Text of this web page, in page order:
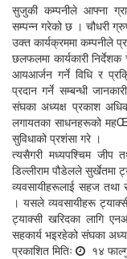
सुजुकी कम्पनीले आफ्ना
सम्पन्न गरेको छ । चौधरी
उक्त कार्यक्रममा कम्पनीले
छलफलमा कार्यकारी निर्देशक
आयआर्जन गर्ने विधि र
प्रदान गर्ने सम्बन्धी
संघका अध्यक्ष प्रकाश
लगायतका साधनहरूको
सुविधाको प्रशंसा गरे ।
त्यसैगरी मध्यपश्चिम जीप
डिल्लीराम पौडेलले सुर्खेतमा
व्यवसायीहरूलाई सहज तथा
। यसले व्यवसायीहरू
ट्याक्सी खरिदका लागि
सहकार्य भइरहेको संघका
प्रकाशित मितिः
१४